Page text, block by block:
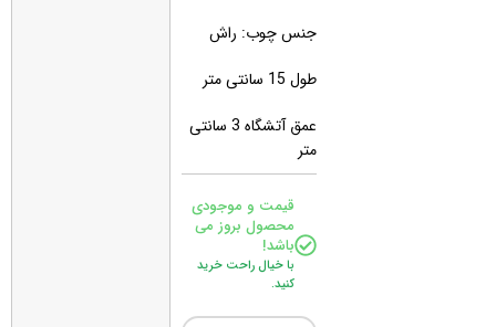
جنس چوب: راش
طول 15 سانتی متر
عمق آتشگاه 3 سانتی
متر
قیمت و موجودی
محصول بروز می
باشد!
با خیال راحت خرید
کنید.